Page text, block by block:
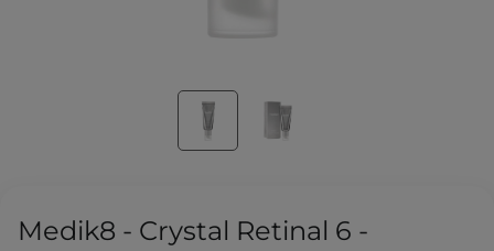
Medik8 - Crystal Retinal 6 -